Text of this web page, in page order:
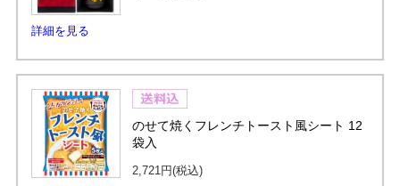
詳細を見る
のせて焼くフレンチトースト風シート 12
袋入
2,721円(税込)